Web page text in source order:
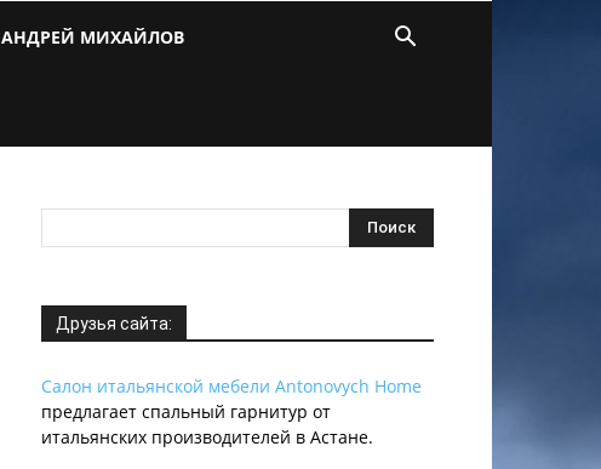
АНДРЕЙ МИХАЙЛОВ
Друзья сайта:
Салон итальянской мебели Antonovych Home
предлагает спальный гарнитур от
итальянских производителей в Астане.